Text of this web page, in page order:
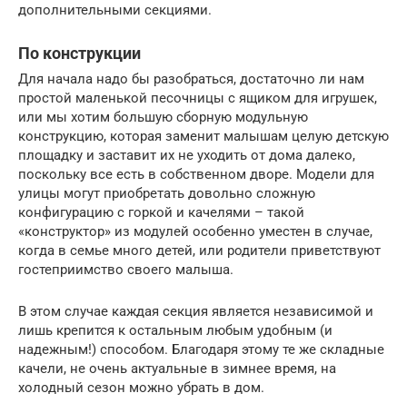
дополнительными секциями.
По конструкции
Для начала надо бы разобраться, достаточно ли нам
простой маленькой песочницы с ящиком для игрушек,
или мы хотим большую сборную модульную
конструкцию, которая заменит малышам целую детскую
площадку и заставит их не уходить от дома далеко,
поскольку все есть в собственном дворе. Модели для
улицы могут приобретать довольно сложную
конфигурацию с горкой и качелями – такой
«конструктор» из модулей особенно уместен в случае,
когда в семье много детей, или родители приветствуют
гостеприимство своего малыша.
В этом случае каждая секция является независимой и
лишь крепится к остальным любым удобным (и
надежным!) способом. Благодаря этому те же складные
качели, не очень актуальные в зимнее время, на
холодный сезон можно убрать в дом.